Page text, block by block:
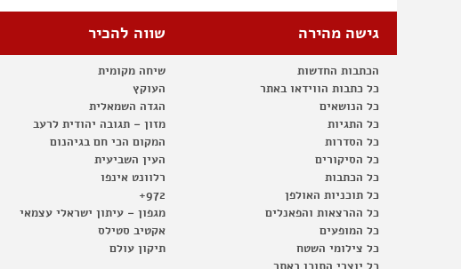
גישה מהירה
הכתבות החדשות
כל כתבות הווידאו באתר
כל הנושאים
כל התגיות
כל הסדרות
כל הסיקורים
כל הכתבות
כל תוכניות האולפן
כל ההרצאות והפאנלים
כל המופעים
כל צילומי השטח
שווה להכיר
שיחה מקומית
העוקץ
הגדה השמאלית
מזון – תגובה יהודית לרעב
המקום הכי חם בגיהנום
העין השביעית
רלוונט אינפו
972+
מגפון – עיתון ישראלי עצמאי
אקטיב סטילס
תיקון עולם